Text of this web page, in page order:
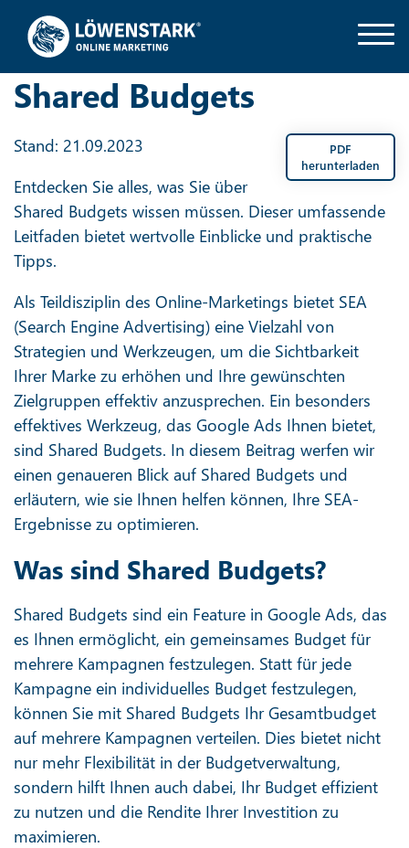
Shared Budgets
PDF
herunterladen
Stand: 21.09.2023
Entdecken Sie alles, was Sie über
Shared Budgets wissen müssen. Dieser umfassende
Leitfaden bietet wertvolle Einblicke und praktische
Tipps.
Als Teildisziplin des Online-Marketings bietet SEA
(Search Engine Advertising) eine Vielzahl von
Strategien und Werkzeugen, um die Sichtbarkeit
Ihrer Marke zu erhöhen und Ihre gewünschten
Zielgruppen effektiv anzusprechen. Ein besonders
effektives Werkzeug, das Google Ads Ihnen bietet,
sind Shared Budgets. In diesem Beitrag werfen wir
einen genaueren Blick auf Shared Budgets und
erläutern, wie sie Ihnen helfen können, Ihre SEA-
Ergebnisse zu optimieren.
Was sind Shared Budgets?
Shared Budgets sind ein Feature in Google Ads, das
es Ihnen ermöglicht, ein gemeinsames Budget für
mehrere Kampagnen festzulegen. Statt für jede
Kampagne ein individuelles Budget festzulegen,
können Sie mit Shared Budgets Ihr Gesamtbudget
auf mehrere Kampagnen verteilen. Dies bietet nicht
nur mehr Flexibilität in der Budgetverwaltung,
sondern hilft Ihnen auch dabei, Ihr Budget effizient
zu nutzen und die Rendite Ihrer Investition zu
maximieren.